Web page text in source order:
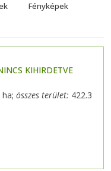
Fényképek
KIHIRDETVE
ha; összes terület: 422.3